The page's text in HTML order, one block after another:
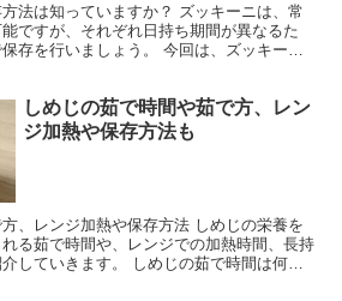
法は知っていますか？ ズッキーニは、常
ですが、それぞれ日持ち期間が異なるた
存を行いましょう。 今回は、ズッキーニ
しめじの茹で時間や茹で方、レン
ジ加熱や保存方法も
、レンジ加熱や保存方法 しめじの栄養を
る茹で時間や、レンジでの加熱時間、長持
していきます。 しめじの茹で時間は何